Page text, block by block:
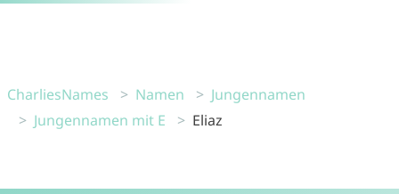
CharliesNames Namen
Jungennamen
Jungennamen mit E
Eliaz